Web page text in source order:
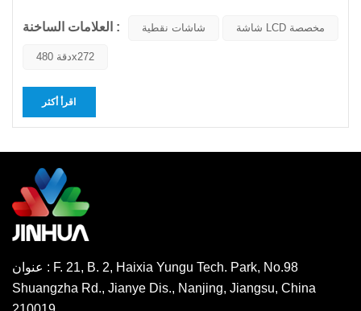
و7.0 بوصة، بدقة تبلغ دقة 480x272 و800x480 و1024x600.شاشة
العلامات الساخنة : شاشات نقطية شاشة LCD مخصصة
دقة 480x272
اقرأ أكثر
عنوان : F. 21, B. 2, Haixia Yungu Tech. Park, No.98
Shuangzha Rd., Jianye Dis., Nanjing, Jiangsu, China